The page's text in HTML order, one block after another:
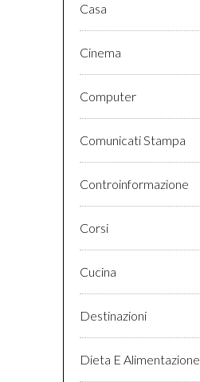
Casa
Cinema
Computer
Comunicati Stampa
Controinformazione
Corsi
Cucina
Destinazioni
Dieta E Alimentazione